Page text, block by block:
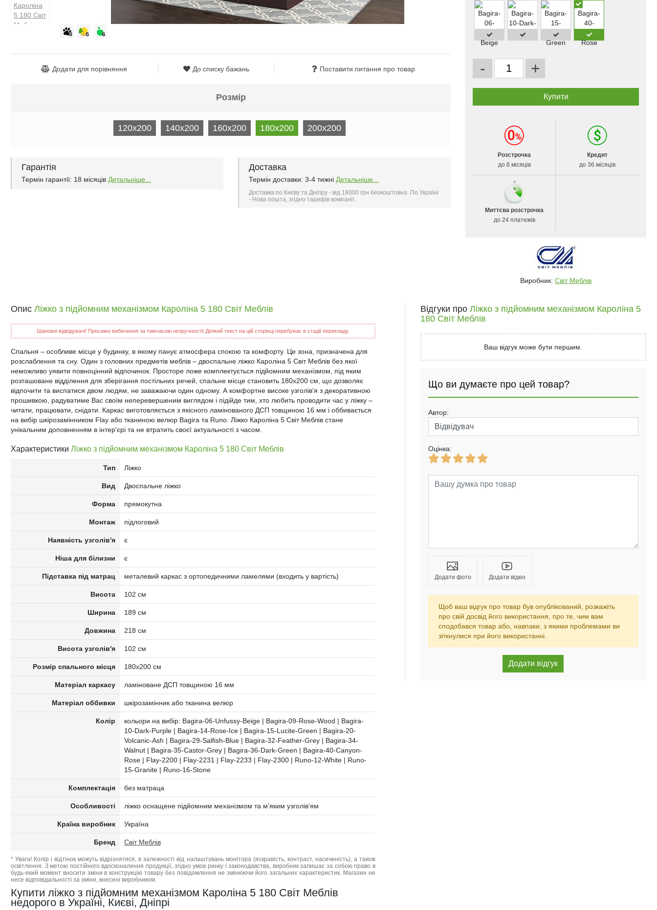
Додати для порівняння До списку бажань Поставити питання про товар
Розмір
120x200 140x200 160x200 180x200 200x200
Гарантія
Термін гарантії: 18 місяців Детальніше...
Доставка
Термін доставки: 3-4 тижні Детальніше...
Доставка по Києву та Дніпру - від 18000 грн безкоштовна. По Україні
- Нова пошта, згідно тарифів компанії..
- +
Розстрочка
до 6 місяців
Кредит
до 36 місяців
Миттєва розстрочка
до 24 платежів
Виробник: Світ Меблів
Опис Ліжко з підйомним механізмом Кароліна 5 180 Світ Меблів
Шановні відвідувачі! Просимо вибачення за тимчасові незручності! Деякий текст на цій сторінці перебуває в стадії перекладу.
Спальня – особливе місце у будинку, в якому панує атмосфера спокою та комфорту. Це зона, призначена для
розслаблення та сну. Один з головних предметів меблів – двоспальне ліжко Кароліна 5 Світ Меблів без якої
неможливо уявити повноцінний відпочинок. Просторе ложе комплектується підйомним механізмом, під яким
розташоване відділення для зберігання постільних речей, спальне місце становить 180х200 см, що дозволяє
відпочити та виспатися двом людям, не заважаючи один одному. А комфортне високе узголів'я з декоративною
прошивкою, радуватиме Вас своїм неперевершеним виглядом і підійде тим, хто любить проводити час у ліжку –
читати, працювати, снідати. Каркас виготовляється з якісного ламінованого ДСП товщиною 16 мм і оббивається
на вибір шкірозамінником Flay або тканиною велюр Bagira та Runo. Ліжко Кароліна 5 Світ Меблів стане
унікальним доповненням в інтер'єрі та не втратить своєї актуальності з часом.
Характеристики Ліжко з підйомним механізмом Кароліна 5 180 Світ Меблів
Тип Ліжко
Вид Двоспальне ліжко
Форма прямокутна
Монтаж підлоговий
Наявність узголів'я є
Ніша для білизни є
Підставка під матрац металевий каркас з ортопедичними ламелями (входить у вартість)
Висота 102 см
Ширина 189 см
Довжина 218 см
Висота узголів'я 102 см
Розмір спального місця 180х200 см
Матеріал каркасу ламіноване ДСП товщиною 16 мм
Матеріал оббивки шкірозамінник або тканина велюр
Колір
кольори на вибір: Bagira-06-Unfussy-Beige | Bagira-09-Rose-Wood | Bagira-
10-Dark-Purple | Bagira-14-Rose-Ice | Bagira-15-Lucite-Green | Bagira-20-
Volcanic-Ash | Bagira-29-Salfish-Blue | Bagira-32-Feather-Grey | Bagira-34-
Walnut | Bagira-35-Castor-Grey | Bagira-36-Dark-Green | Bagira-40-Canyon-
Rose | Flay-2200 | Flay-2231 | Flay-2233 | Flay-2300 | Runo-12-White | Runo-
15-Granite | Runo-16-Stone
Комплектація без матраца
Особливості ліжко оснащене підйомним механізмом та м’яким узголів’ям
Країна виробник Україна
Бренд Світ Меблів
* Увага! Колір і відтінок можуть відрізнятися, в залежності від налаштувань монітора (яскравість, контраст, насиченість), а також
освітлення. З метою постійного вдосконалення продукції, згідно умов ринку і законодавства, виробник залишає за собою право в
будь-який момент вносити зміни в конструкцію товару без повідомлення не змінюючи його загальних характеристик. Магазин не
несе відповідальності за зміни, внесені виробником.
Купити ліжко з підйомним механізмом Кароліна 5 180 Світ Меблів
недорого в Україні, Києві, Дніпрі
Відгуки про Ліжко з підйомним механізмом Кароліна 5
180 Світ Меблів
Ваш відгук може бути першим.
Що ви думаєте про цей товар?
Автор:
Оцінка:
Додати фото Додати відео
Щоб ваш відгук про товар був опублікований, розкажіть
про свій досвід його використання, про те, чим вам
сподобався товар або, навпаки, з якими проблемами ви
зіткнулися при його використанні.